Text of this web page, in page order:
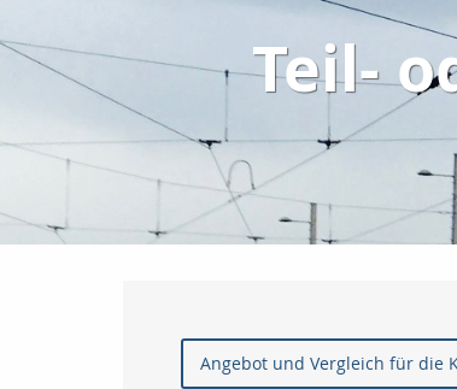
Teil-
Angebot und Vergleich für die